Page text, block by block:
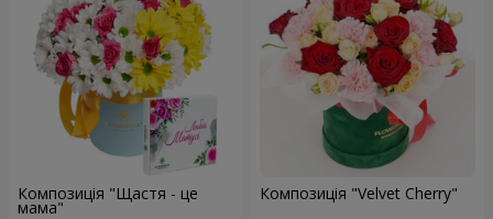
Композиція "Щастя - це
мама"
Композиція "Velvet Cherry"